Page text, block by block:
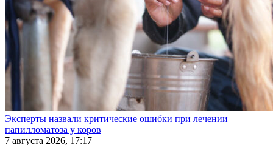
Эксперты назвали критические ошибки при лечении
папилломатоза у коров
7 августа 2026, 17:17